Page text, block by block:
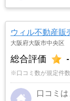
ウィル不動産
大阪府大阪市中央区
総合評価 -
※口コミ数が規定件
口コミ